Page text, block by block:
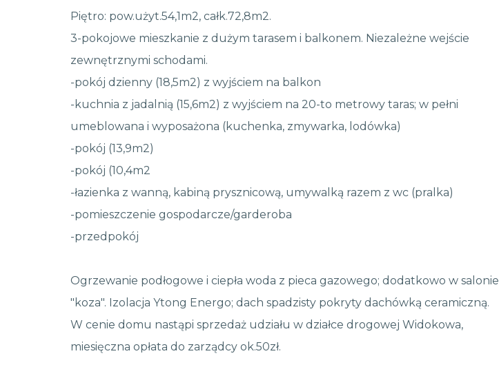
Piętro: pow.użyt.54,1m2, całk.72,8m2.
3-pokojowe mieszkanie z dużym tarasem i balkonem. Niezależne wejście
zewnętrznymi schodami.
-pokój dzienny (18,5m2) z wyjściem na balkon
-kuchnia z jadalnią (15,6m2) z wyjściem na 20-to metrowy taras; w pełni
umeblowana i wyposażona (kuchenka, zmywarka, lodówka)
-pokój (13,9m2)
-pokój (10,4m2
-łazienka z wanną, kabiną prysznicową, umywalką razem z wc (pralka)
-pomieszczenie gospodarcze/garderoba
-przedpokój
Ogrzewanie podłogowe i ciepła woda z pieca gazowego; dodatkowo w salonie
"koza". Izolacja Ytong Energo; dach spadzisty pokryty dachówką ceramiczną.
W cenie domu nastąpi sprzedaż udziału w działce drogowej Widokowa,
miesięczna opłata do zarządcy ok.50zł.